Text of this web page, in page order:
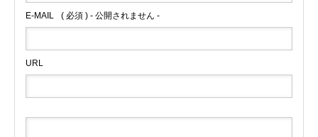
E-MAIL ( 必須 ) - 公開されません -
URL